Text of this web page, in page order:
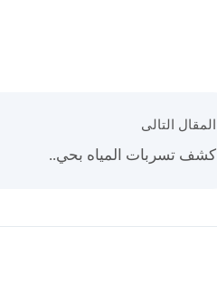
المقال التالى
كشف تسربات المياه بحي..